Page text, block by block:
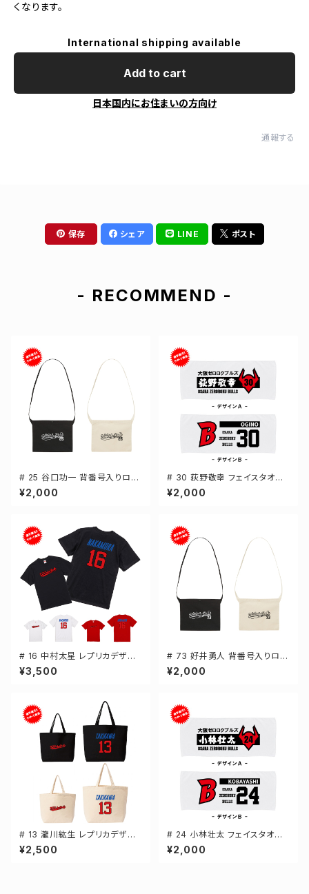
くなります。
International shipping available
Add to cart
日本国内にお住まいの方向け
通報する
保存 シェア LINE ポスト
- RECOMMEND -
# 25 谷口功一 背番号入りロゴ
キャンバスサコッシュ 選手還元
2カラー 001461
¥2,000
# 30 荻野敬幸 フェイスタオル
選手還元 2デザイン FT0144
¥2,000
# 16 中村太星 レプリカデザイ
ン 3カラー 選手還元 半袖Tシャ
ツ S-XXXLサイズ 500101
¥3,500
# 73 好井勇人 背番号入りロゴ
キャンバスサコッシュ 選手還元
2カラー 001461
¥2,000
# 13 瀧川紘生 レプリカデザイ
ン 選手還元 キャンバストートバ
ッグ 2カラー MLサイズ 00077
¥2,500
# 24 小林壮太 フェイスタオル
選手還元 2デザイン FT0144
¥2,000